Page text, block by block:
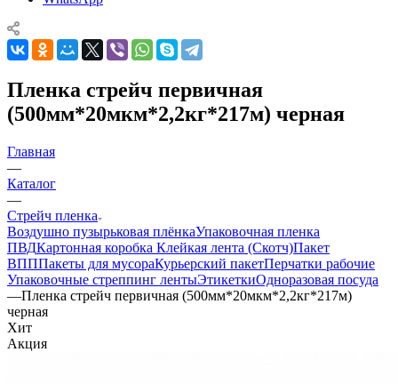
Пленка стрейч первичная
(500мм*20мкм*2,2кг*217м) черная
Главная
—
Каталог
—
Стрейч пленка
Воздушно пузырьковая плёнкаУпаковочная пленка
ПВДКартонная коробка Клейкая лента (Скотч)Пакет
ВПППакеты для мусораКурьерский пакетПерчатки рабочие
Упаковочные стреппинг лентыЭтикеткиОдноразовая посуда
—Пленка стрейч первичная (500мм*20мкм*2,2кг*217м)
черная
Хит
Акция